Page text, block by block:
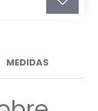
MEDIDAS